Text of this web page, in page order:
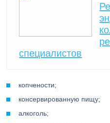
специалистов
копчености;
консервированную пищу;
алкоголь;